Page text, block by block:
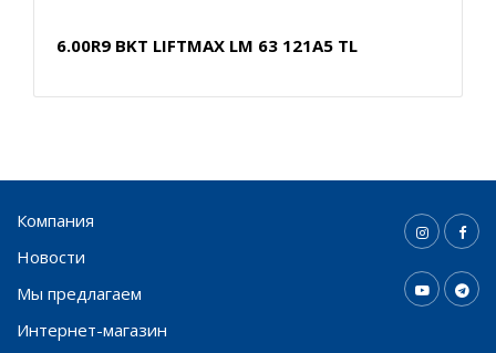
6.00R9 BKT LIFTMAX LM 63 121A5 TL
Компания
Новости
Мы предлагаем
Интернет-магазин